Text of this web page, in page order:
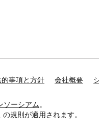
事項と方針 会社概要
ソーシアム。
の規則が適用されます。